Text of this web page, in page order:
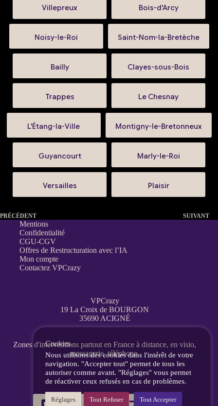
Villepreux Bois-d'Arcy
Noisy-le-Roi Saint-Nom-la-Bretèche
Bailly Clayes-sous-Bois
Trappes Le Chesnay
L'Étang-la-Ville Montigny-le-Bretonneux
Guyancourt Marly-le-Roi
Versailles Plaisir
PRÉCÉDENT SUIVANT
Mentions
Confidentialité
CGU-CGV
Offres de Restructuration avec l’IA
Mon compte
Contactez VPCrazy
VPCrazy
19 La Croix de BOURGON
35690 ACIGNÉ
Zones d'interventions partout en France à distance, en visio,
messagerie, téléphone.
Cookies
Nous utilisons des cookies dans l'intérêt de votre
navigation. "Accepter tout" permet de tous les
autoriser comme avant. "Réglages" vous permet
de réactiver ceux refusés en cas de problèmes.
Réglages Tout Refuser Tout Accepter